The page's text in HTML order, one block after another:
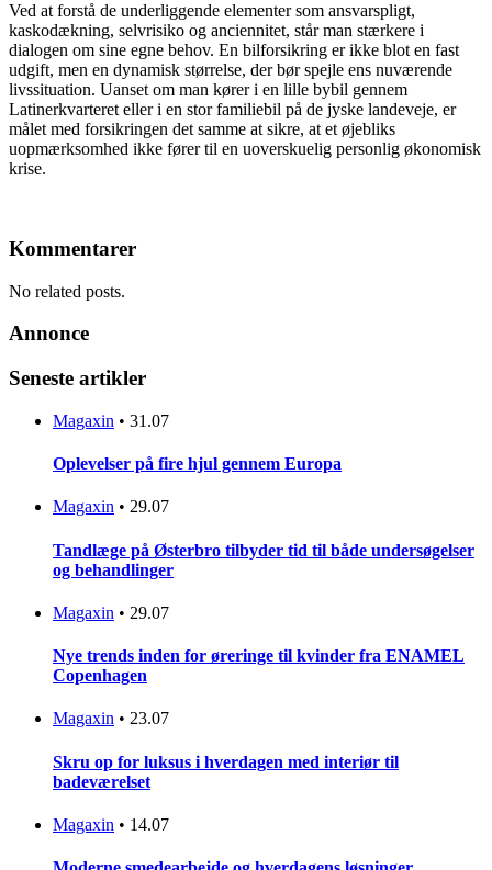
Ved at forstå de underliggende elementer som ansvarspligt,
kaskodækning, selvrisiko og anciennitet, står man stærkere i
dialogen om sine egne behov. En bilforsikring er ikke blot en fast
udgift, men en dynamisk størrelse, der bør spejle ens nuværende
livssituation. Uanset om man kører i en lille bybil gennem
Latinerkvarteret eller i en stor familiebil på de jyske landeveje, er
målet med forsikringen det samme at sikre, at et øjebliks
uopmærksomhed ikke fører til en uoverskuelig personlig økonomisk
krise.
Kommentarer
No related posts.
Annonce
Seneste artikler
Magaxin • 31.07
Oplevelser på fire hjul gennem Europa
Magaxin • 29.07
Tandlæge på Østerbro tilbyder tid til både undersøgelser
og behandlinger
Magaxin • 29.07
Nye trends inden for øreringe til kvinder fra ENAMEL
Copenhagen
Magaxin • 23.07
Skru op for luksus i hverdagen med interiør til
badeværelset
Magaxin • 14.07